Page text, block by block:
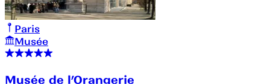
Paris
Musée
Musée de l’Orangerie